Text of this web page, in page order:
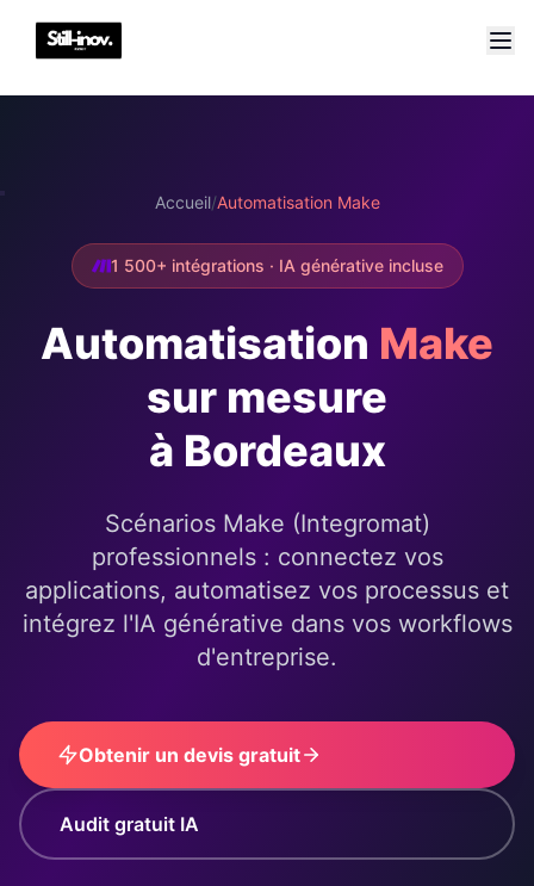
Accueil/Automatisation Make
1 500+ intégrations · IA générative incluse
Automatisation Make
sur mesure
à Bordeaux
Scénarios Make (Integromat)
professionnels : connectez vos
applications, automatisez vos processus et
intégrez l'IA générative dans vos workflows
d'entreprise.
Obtenir un devis gratuit
Audit gratuit IA